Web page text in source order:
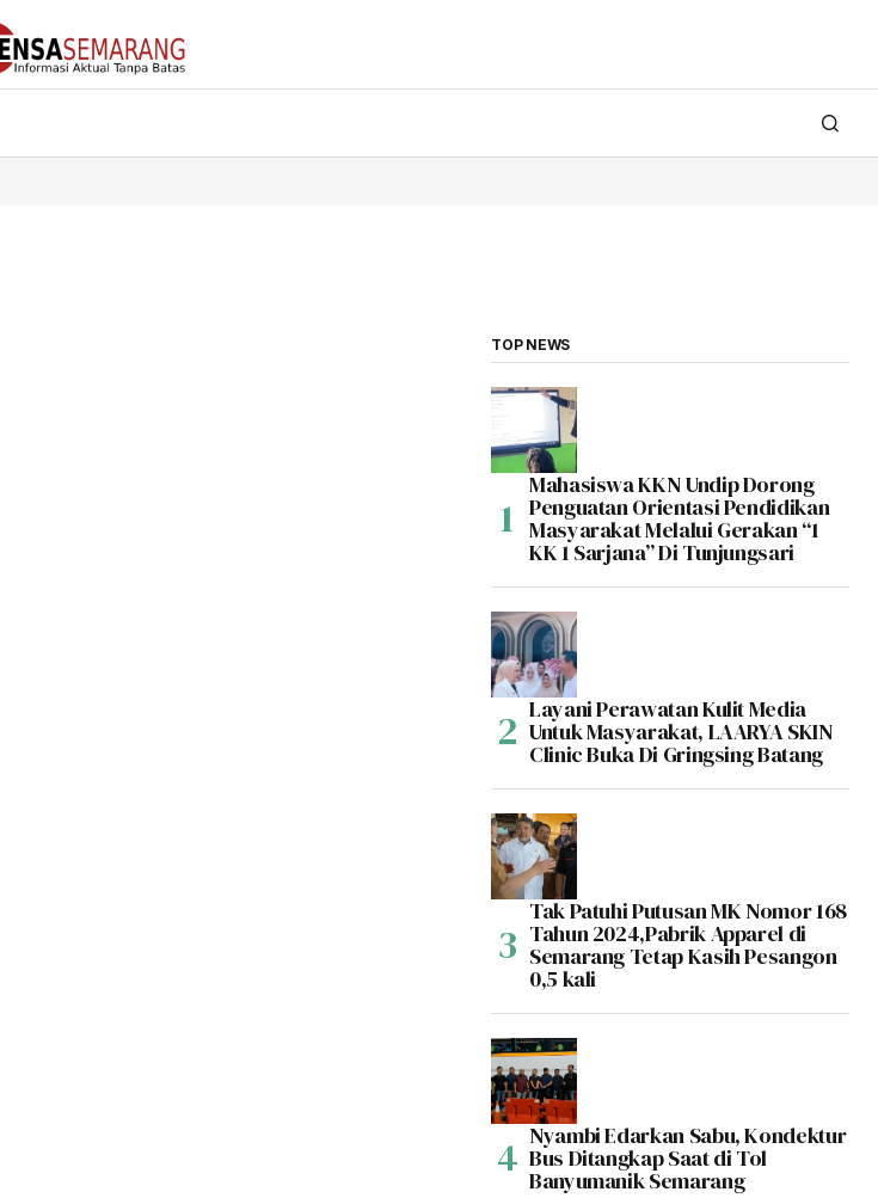
TOP NEWS
Mahasiswa KKN Undip Dorong
Penguatan Orientasi Pendidikan
Masyarakat Melalui Gerakan “1
KK 1 Sarjana” Di Tunjungsari
Layani Perawatan Kulit Media
Untuk Masyarakat, LAARYA SKIN
Clinic Buka Di Gringsing Batang
Tak Patuhi Putusan MK Nomor 168
Tahun 2024,Pabrik Apparel di
Semarang Tetap Kasih Pesangon
0,5 kali
Nyambi Edarkan Sabu, Kondektur
Bus Ditangkap Saat di Tol
Banyumanik Semarang